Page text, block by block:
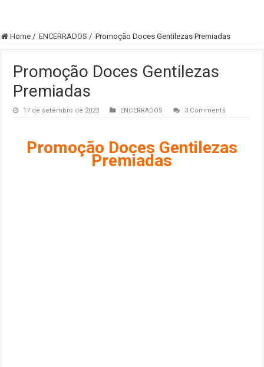
Home / ENCERRADOS / Promoção Doces Gentilezas Premiadas
Promoção Doces Gentilezas
Premiadas
17 de setembro de 2023 ENCERRADOS 3 Comments
Promoção Doces Gentilezas
Premiadas